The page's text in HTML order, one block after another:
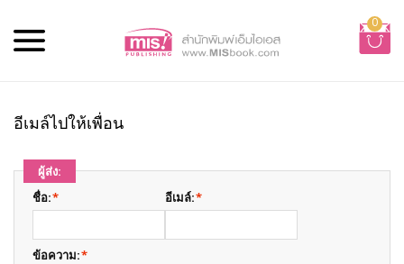
0
อีเมล์ไปให้เพื่อน
ผู้ส่ง:
*
ชื่อ: *
อีเมล์:
*
ข้อความ: